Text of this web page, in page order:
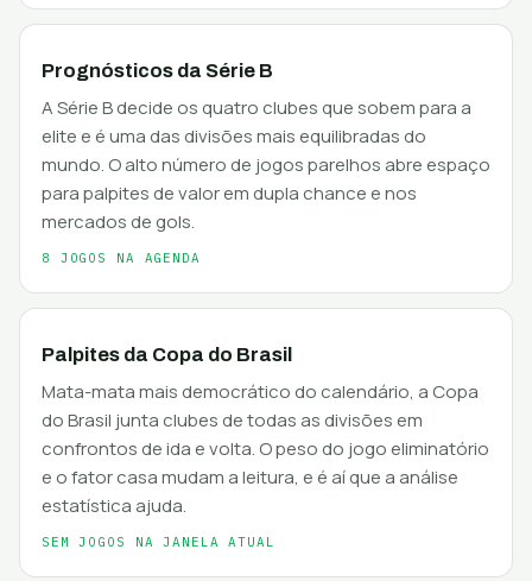
Prognósticos da Série B
A Série B decide os quatro clubes que sobem para a
elite e é uma das divisões mais equilibradas do
mundo. O alto número de jogos parelhos abre espaço
para palpites de valor em dupla chance e nos
mercados de gols.
8 JOGOS NA AGENDA
Palpites da Copa do Brasil
Mata-mata mais democrático do calendário, a Copa
do Brasil junta clubes de todas as divisões em
confrontos de ida e volta. O peso do jogo eliminatório
e o fator casa mudam a leitura, e é aí que a análise
estatística ajuda.
SEM JOGOS NA JANELA ATUAL